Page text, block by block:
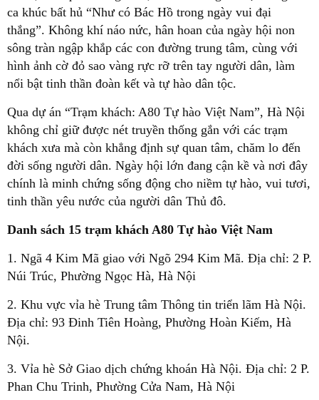
ca khúc bất hủ “Như có Bác Hồ trong ngày vui đại
thắng”. Không khí náo nức, hân hoan của ngày hội non
sông tràn ngập khắp các con đường trung tâm, cùng với
hình ảnh cờ đỏ sao vàng rực rỡ trên tay người dân, làm
nổi bật tinh thần đoàn kết và tự hào dân tộc.
Qua dự án “Trạm khách: A80 Tự hào Việt Nam”, Hà Nội
không chỉ giữ được nét truyền thống gắn với các trạm
khách xưa mà còn khẳng định sự quan tâm, chăm lo đến
đời sống người dân. Ngày hội lớn đang cận kề và nơi đây
chính là minh chứng sống động cho niềm tự hào, vui tươi,
tinh thần yêu nước của người dân Thủ đô.
Danh sách 15 trạm khách A80 Tự hào Việt Nam
1. Ngã 4 Kim Mã giao với Ngõ 294 Kim Mã. Địa chỉ: 2 P.
Núi Trúc, Phường Ngọc Hà, Hà Nội
2. Khu vực vỉa hè Trung tâm Thông tin triển lãm Hà Nội.
Địa chỉ: 93 Đinh Tiên Hoàng, Phường Hoàn Kiếm, Hà
Nội.
3. Vỉa hè Sở Giao dịch chứng khoán Hà Nội. Địa chỉ: 2 P.
Phan Chu Trinh, Phường Cửa Nam, Hà Nội